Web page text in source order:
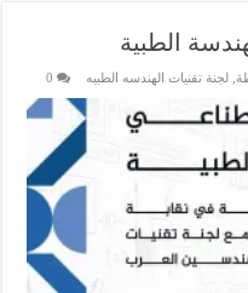
الطبية
لجنة تقنيات الهندسه الطبيه 0